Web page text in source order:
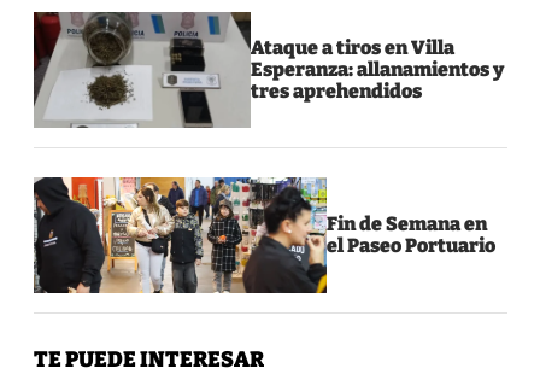
Ataque a tiros en Villa
Esperanza: allanamientos y
tres aprehendidos
Fin de Semana en
el Paseo Portuario
TE PUEDE INTERESAR